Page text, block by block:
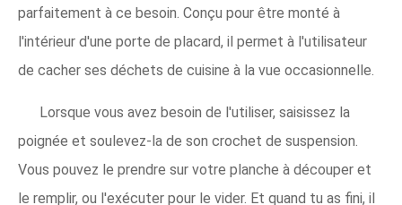
parfaitement à ce besoin. Conçu pour être monté à
l'intérieur d'une porte de placard, il permet à l'utilisateur
de cacher ses déchets de cuisine à la vue occasionnelle.
Lorsque vous avez besoin de l'utiliser, saisissez la
poignée et soulevez-la de son crochet de suspension.
Vous pouvez le prendre sur votre planche à découper et
le remplir, ou l'exécuter pour le vider. Et quand tu as fini, il